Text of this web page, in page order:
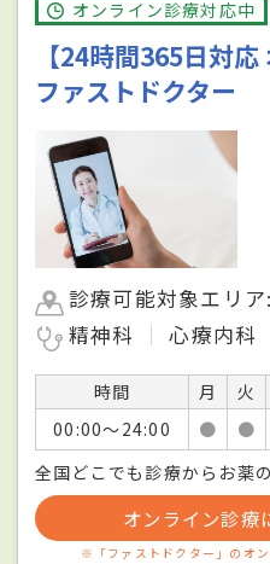
オンライン診療対応中
【24時間365日対応
ファストドクター
診療可能対象エリ
精神科
心療内科
時間 月 火
00:00〜24:00
● ●
全国どこでも診療からお薬
オンライン診療
※「ファストドクター」のオ